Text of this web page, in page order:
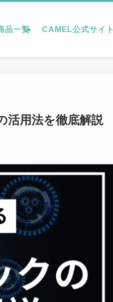
品一覧 CAMEL公式サイト
活用法を徹底解説